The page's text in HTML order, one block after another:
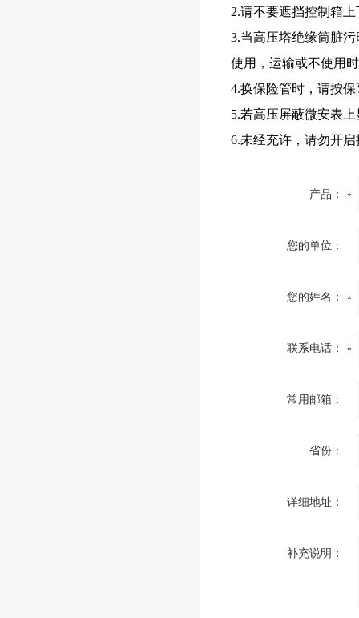
2.请不要遮挡控制箱
3.当高压塔绝缘筒脏
使用，运输或不使用
4.换保险管时，请按
5.若高压屏蔽微安表
6.未经充许，请勿开
产品：
您的单位：
您的姓名：
联系电话：
常用邮箱：
省份：
详细地址：
补充说明：